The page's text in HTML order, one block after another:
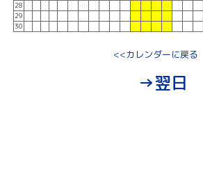
28
29
30
<<カレンダーに戻る
→翌日